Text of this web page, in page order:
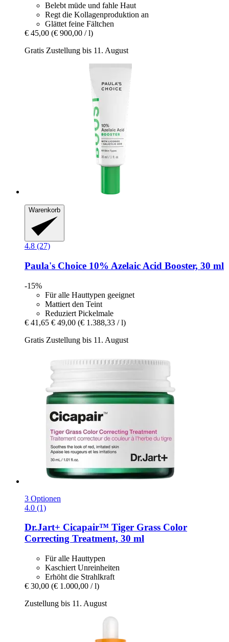
Belebt müde und fahle Haut
Regt die Kollagenproduktion an
Glättet feine Fältchen
€ 45,00 (€ 900,00 / l)
Gratis Zustellung bis 11. August
Warenkorb
4.8 (27)
Paula's Choice 10% Azelaic Acid Booster, 30 ml
-15%
Für alle Hauttypen geeignet
Mattiert den Teint
Reduziert Pickelmale
€ 41,65 € 49,00 (€ 1.388,33 / l)
Gratis Zustellung bis 11. August
3 Optionen
4.0 (1)
Dr.Jart+ Cicapair™ Tiger Grass Color
Correcting Treatment, 30 ml
Für alle Hauttypen
Kaschiert Unreinheiten
Erhöht die Strahlkraft
€ 30,00 (€ 1.000,00 / l)
Zustellung bis 11. August